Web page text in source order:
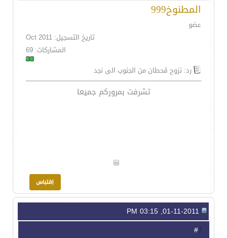
المطنوخ999
عضو
تاريخ التسجيل: Oct 2011
المشاركات: 69
رد: نزوح قحطان من الجنوب الى نجد
تشرفت بمروركم جميعا
7